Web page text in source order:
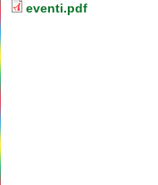
eventi.pdf